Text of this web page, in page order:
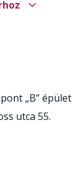
„B” épület
utca 55.